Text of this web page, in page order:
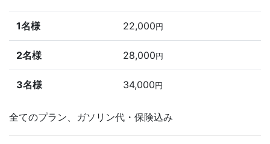
1名様 22,000 円
2名様 28,000 円
3名様 34,000 円
全てのプラン、ガソリン代・保険込み